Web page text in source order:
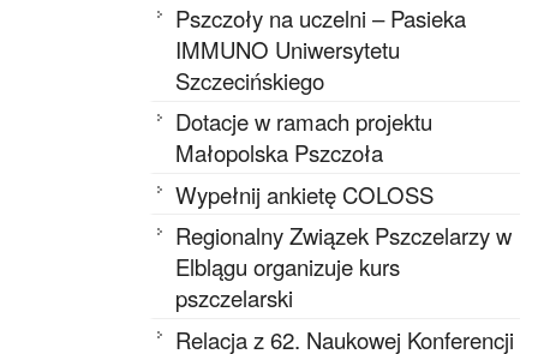
Pszczoły na uczelni – Pasieka
IMMUNO Uniwersytetu
Szczecińskiego
Dotacje w ramach projektu
Małopolska Pszczoła
Wypełnij ankietę COLOSS
Regionalny Związek Pszczelarzy w
Elblągu organizuje kurs
pszczelarski
Relacja z 62. Naukowej Konferencji